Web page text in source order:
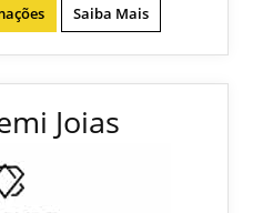
Saiba Mais
Joias